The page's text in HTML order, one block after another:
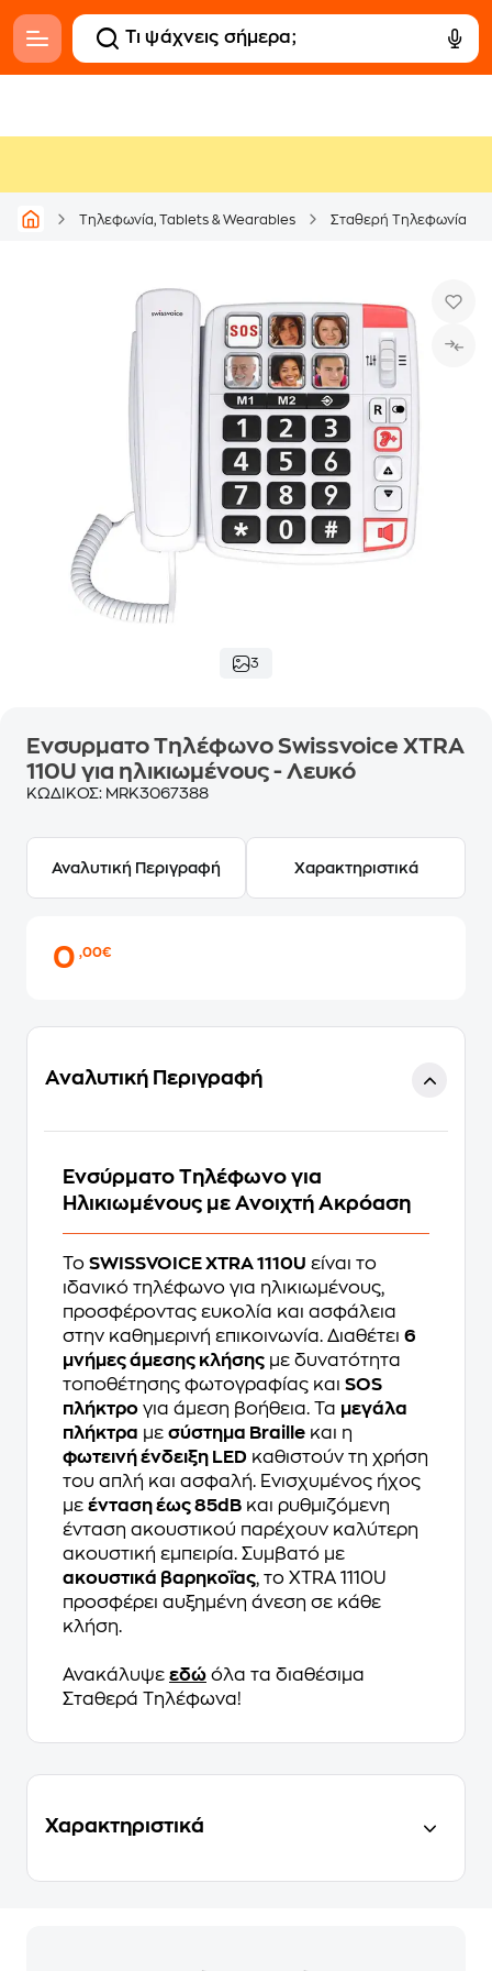
Τηλεφωνία, Tablets & Wearables Σταθερή Τηλεφωνία
3
Ενσυρματο Τηλέφωνο Swissvoice XTRA
110U για ηλικιωμένους - Λευκό
ΚΩΔΙΚΟΣ: MRK3067388
Αναλυτική Περιγραφή Χαρακτηριστικά
0,00€
Αναλυτική Περιγραφή
Ενσύρματο Τηλέφωνο για
Ηλικιωμένους με Ανοιχτή Ακρόαση
Το SWISSVOICE XTRA 1110U είναι το
ιδανικό τηλέφωνο για ηλικιωμένους,
προσφέροντας ευκολία και ασφάλεια
στην καθημερινή επικοινωνία. Διαθέτει 6
μνήμες άμεσης κλήσης με δυνατότητα
τοποθέτησης φωτογραφίας και SOS
πλήκτρο για άμεση βοήθεια. Τα μεγάλα
πλήκτρα με σύστημα Braille και η
φωτεινή ένδειξη LED καθιστούν τη χρήση
του απλή και ασφαλή. Ενισχυμένος ήχος
με ένταση έως 85dB και ρυθμιζόμενη
ένταση ακουστικού παρέχουν καλύτερη
ακουστική εμπειρία. Συμβατό με
ακουστικά βαρηκοΐας, το XTRA 1110U
προσφέρει αυξημένη άνεση σε κάθε
κλήση.
Ανακάλυψε εδώ όλα τα διαθέσιμα
Σταθερά Τηλέφωνα!
Χαρακτηριστικά